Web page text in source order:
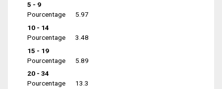
5 - 9
Pourcentage
5.97
10 - 14
Pourcentage
3.48
15 - 19
Pourcentage
5.89
20 - 34
Pourcentage
13.3